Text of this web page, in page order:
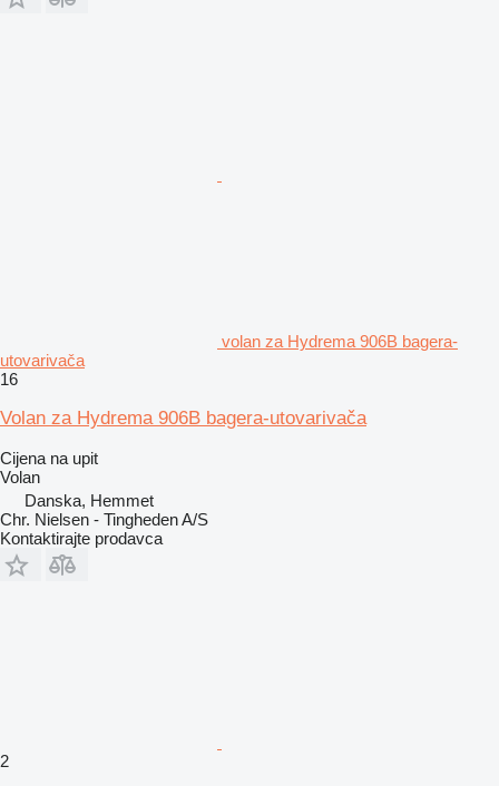
volan za Hydrema 906B bagerа-
utovarivačа
16
Volan za Hydrema 906B bagera-utovarivača
Cijena na upit
Volan
Danska, Hemmet
Chr. Nielsen - Tingheden A/S
Kontaktirajte prodavca
2